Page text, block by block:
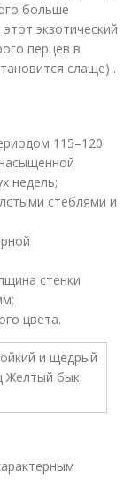
больше
экзотический
перцев в
слаще) .
115–120
недель;
стеблями и
стенки
цвета.